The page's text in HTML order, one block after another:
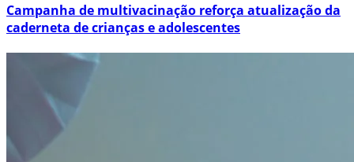
Campanha de multivacinação reforça atualização da
caderneta de crianças e adolescentes